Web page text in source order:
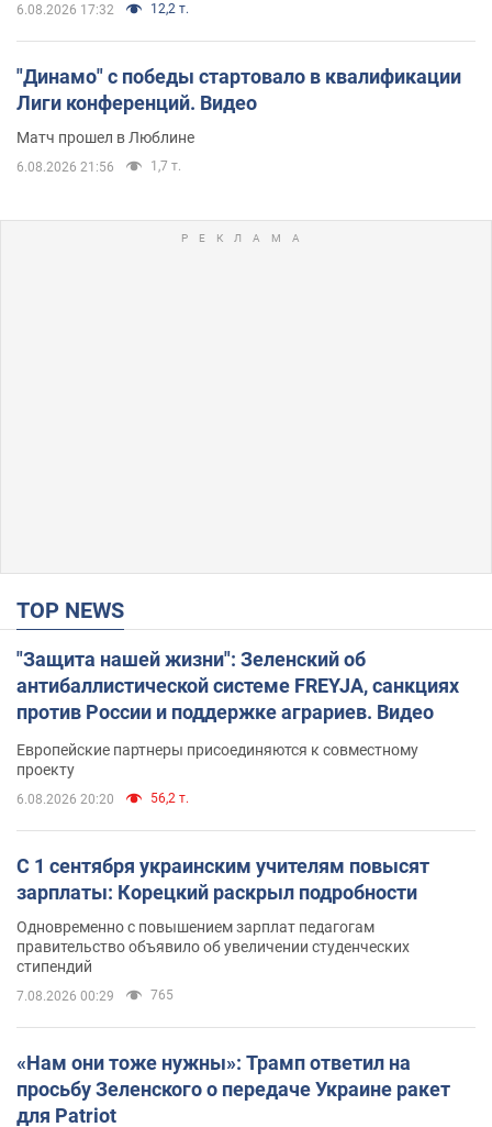
6.08.2026 17:32 12,2 т.
"Динамо" с победы стартовало в квалификации
Лиги конференций. Видео
Матч прошел в Люблине
6.08.2026 21:56 1,7 т.
TOP NEWS
"Защита нашей жизни": Зеленский об
антибаллистической системе FREYJA, санкциях
против России и поддержке аграриев. Видео
Европейские партнеры присоединяются к совместному
проекту
6.08.2026 20:20 56,2 т.
С 1 сентября украинским учителям повысят
зарплаты: Корецкий раскрыл подробности
Одновременно с повышением зарплат педагогам
правительство объявило об увеличении студенческих
стипендий
7.08.2026 00:29 765
«Нам они тоже нужны»: Трамп ответил на
просьбу Зеленского о передаче Украине ракет
для Patriot